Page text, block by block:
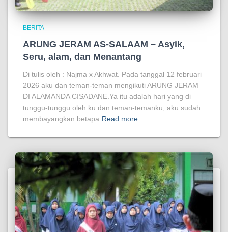
BERITA
ARUNG JERAM AS-SALAAM – Asyik,
Seru, alam, dan Menantang
Di tulis oleh : Najma x Akhwat. Pada tanggal 12 februari
2026 aku dan teman-teman mengikuti ARUNG JERAM
DI ALAMANDA CISADANE.Ya itu adalah hari yang di
tunggu-tunggu oleh ku dan teman-temanku, aku sudah
membayangkan betapa Read more…